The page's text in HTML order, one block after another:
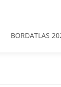
BORDATLAS